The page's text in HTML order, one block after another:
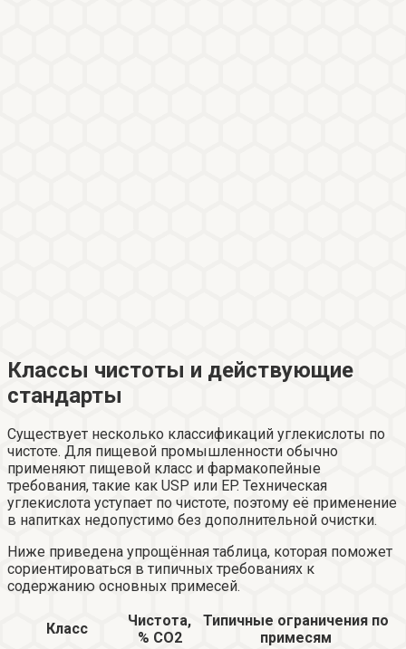
Классы чистоты и действующие
стандарты
Существует несколько классификаций углекислоты по
чистоте. Для пищевой промышленности обычно
применяют пищевой класс и фармакопейные
требования, такие как USP или EP. Техническая
углекислота уступает по чистоте, поэтому её применение
в напитках недопустимо без дополнительной очистки.
Ниже приведена упрощённая таблица, которая поможет
сориентироваться в типичных требованиях к
содержанию основных примесей.
Класс
Чистота,
% CO2
Типичные ограничения по
примесям